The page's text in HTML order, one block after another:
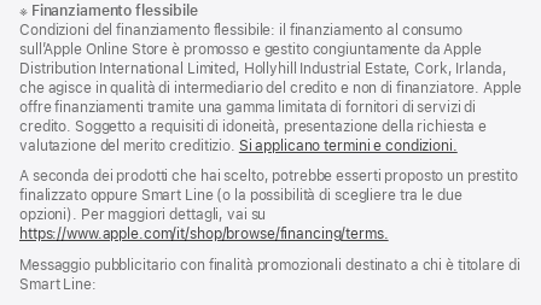
di
pagina
a
piè
di
pagina
※ Finanziamento flessibile
Condizioni del finanziamento flessibile: il finanziamento al consumo
sull’Apple Online Store è promosso e gestito congiuntamente da Apple
Distribution International Limited, Hollyhill Industrial Estate, Cork, Irlanda,
che agisce in qualità di intermediario del credito e non di finanziatore. Apple
offre finanziamenti tramite una gamma limitata di fornitori di servizi di
credito. Soggetto a requisiti di idoneità, presentazione della richiesta e
valutazione del merito creditizio. Si applicano termini e condizioni.
A seconda dei prodotti che hai scelto, potrebbe esserti proposto un prestito
finalizzato oppure Smart Line (o la possibilità di scegliere tra le due
opzioni). Per maggiori dettagli, vai su
https://www.apple.com/it/shop/browse/financing/terms.
Messaggio pubblicitario con finalità promozionali destinato a chi è titolare di
Smart Line: